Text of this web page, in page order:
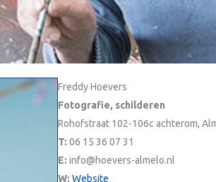
Freddy Hoevers
Fotografie, schilderen
Rohofstraat 102-106c achterom,
T: 06 15 36 07 31
E: info@hoevers-almelo.nl
W: Website